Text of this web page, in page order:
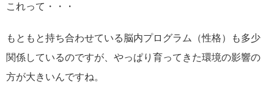
これって・・・
もともと持ち合わせている脳内プログラム（性格）も多少
関係しているのですが、やっぱり育ってきた環境の影響の
方が大きいんですね。